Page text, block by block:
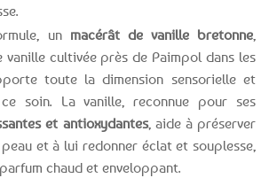
un macérât de vanille bretonne,
cultivée près de Paimpol dans les
toute la dimension sensorielle et
soin. La vanille, reconnue pour ses
et antioxydantes, aide à préserver
et à lui redonner éclat et souplesse,
chaud et enveloppant.